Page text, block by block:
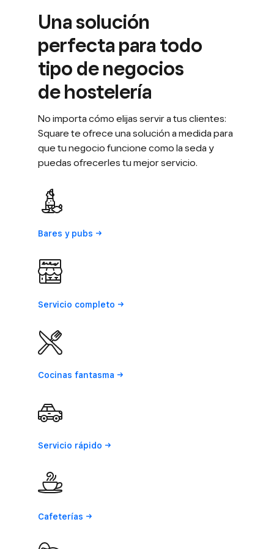
Una solución
perfecta para todo
tipo de negocios
de hostelería
No importa cómo elijas servir a tus clientes:
Square te ofrece una solución a medida para
que tu negocio funcione como la seda y
puedas ofrecerles tu mejor servicio.
Bares y pubs
Servicio completo
Cocinas fantasma
Servicio rápido
Cafeterías